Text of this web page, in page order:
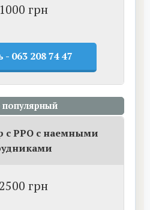
грн
- 063 208 74 47
популярный
с РРО с наемными
грн